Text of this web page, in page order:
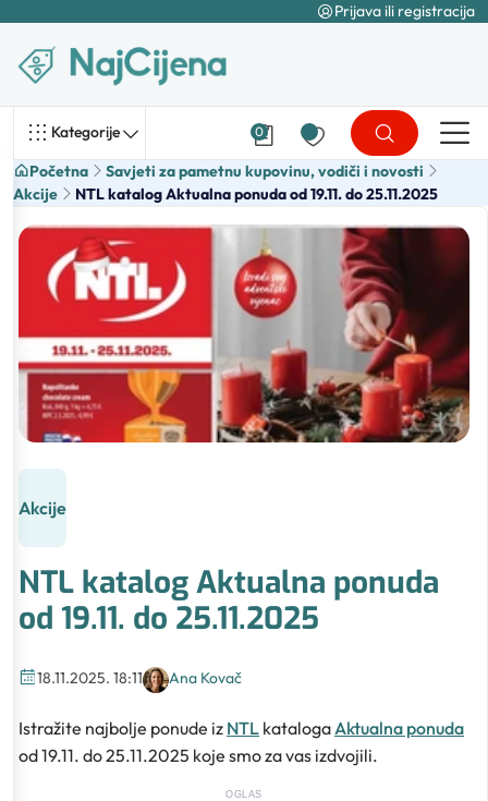
Prijava ili registracija
Kategorije 0
Početna
Savjeti za pametnu kupovinu, vodiči i novosti
Akcije
NTL katalog Aktualna ponuda od 19.11. do 25.11.2025
Akcije
NTL katalog Aktualna ponuda
od 19.11. do 25.11.2025
18.11.2025. 18:11 Ana Kovač
Istražite najbolje ponude iz NTL kataloga Aktualna ponuda
od 19.11. do 25.11.2025 koje smo za vas izdvojili.
OGLAS